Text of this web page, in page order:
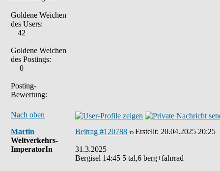
Goldene Weichen
des Users:
42
Goldene Weichen
des Postings:
0
Posting-
Bewertung:
Nach oben
Martin
Weltverkehrs-
ImperatorIn
Beitrag #120788 Erstellt: 20.04.2025 20:25
31.3.2025
Bergisel 14:45 5 tal,6 berg+fahrrad